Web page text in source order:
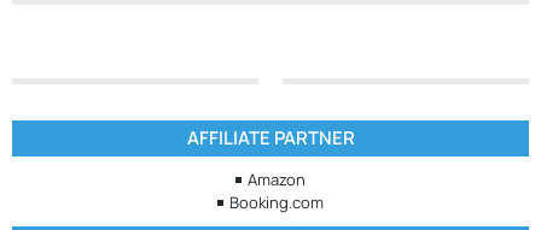
AFFILIATE PARTNER
Amazon
Booking.com